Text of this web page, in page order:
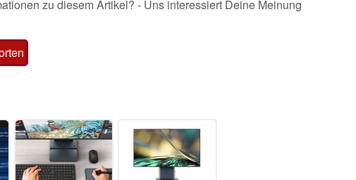
zu diesem Artikel? - Uns interessiert Deine Meinung